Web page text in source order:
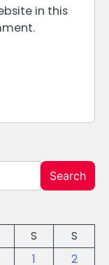
in this
Search
S
S
1
2